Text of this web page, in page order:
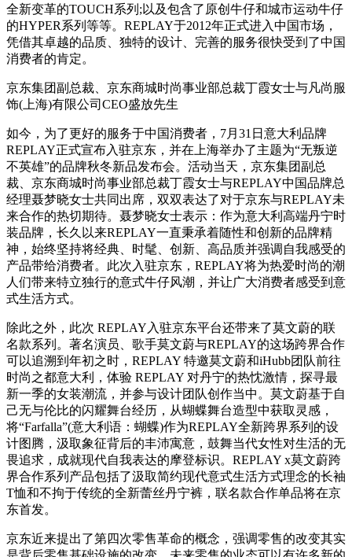
全新变革的TOUCH系列;以及包含了原创牛仔和城市运动牛仔
的HYPER系列等等。REPLAY于2012年正式进入中国市场，
凭借其卓越的品质、独特的设计、完善的服务很快受到了中国
消费者的肯定。
京东集团副总裁、京东商城时尚事业部总裁丁霞女士与凡尚服
饰(上海)有限公司CEO盛放先生
如今，为了更好的服务于中国消费者，7月31日意大利品牌
REPLAY正式宣布入驻京东，并在上海举办了主题为“无叛逆
不英雄”的品牌秋冬新品发布会。活动当天，京东集团副总
裁、京东商城时尚事业部总裁丁霞女士与REPLAY中国品牌总
经理聂梦晓女士共同出席，双双表达了对于京东与REPLAY未
来合作的热切期待。聂梦晓女士表示：作为意大利高端丹宁时
装品牌，长久以来REPLAY一直秉承着随性和创新的品牌精
神，始终坚持将经典、时髦、创新、高品质并强调自我感受的
产品带给消费者。此次入驻京东，REPLAY将为热爱时尚的潮
人们带来特立独行的意式牛仔风潮，并让广大消费者感受到意
式生活方式。
除此之外，此次 REPLAY入驻京东平台还带来了莫文蔚的联
名款系列。著名演员、歌手莫文蔚与REPLAY的这场跨界合作
可以追溯到年初之时，REPLAY 特邀莫文蔚和iHubb团队前往
时尚之都意大利，体验 REPLAY 对丹宁的热忱激情，探寻最
新一季的女装潮流，并参与设计团队创作当中。莫文蔚基于自
己无与伦比的闪耀舞台经历，从蝴蝶舞台造型中获取灵感，
将“Farfalla”(意大利语：蝴蝶)作为REPLAY全新跨界系列的设
计图腾，汲取象征背后的丰沛寓意，鼓舞当代女性对生活的无
畏追求，成就现代自我表达的摩登标识。REPLAY x莫文蔚跨
界合作系列产品包括了汲取简约现代意式生活方式理念的长袖
T恤和不拘于传统的全新蕾丝丹宁裤，联名款合作单品将在京
东首发。
京东近来提出了第四次零售革命的概念，强调零售的改变其实